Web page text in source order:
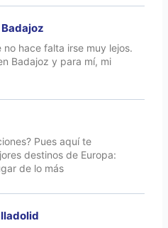
hace falta irse muy lejos.
Badajoz y para mí, mi
Pues aquí te
destinos de Europa:
de lo más